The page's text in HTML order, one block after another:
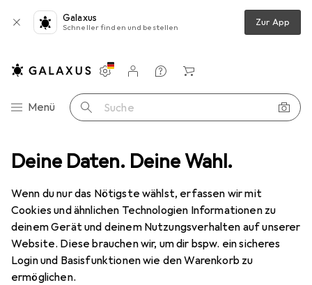
Deine Daten. Deine Wahl.
Wenn du nur das Nötigste wählst, erfassen wir mit
Cookies und ähnlichen Technologien Informationen zu
deinem Gerät und deinem Nutzungsverhalten auf unserer
Website. Diese brauchen wir, um dir bspw. ein sicheres
Login und Basisfunktionen wie den Warenkorb zu
ermöglichen.
Galaxus
Schneller finden und bestellen Zur App
Navigation nach Kategorien
Menü Suche
Einstellungen
Kundenkonto
Vergleichslisten
Merklisten
Warenkorb
Gesundheitsmessgeräte Zubehör Gesundheitsmessgeräte
Zubehör Gesundheitsmessgeräte
Produkte Forum